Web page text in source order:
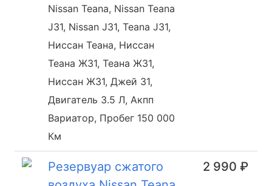
Nissan Teana, Nissan Teana
J31, Nissan J31, Teana J31,
Ниссан Теана, Ниссан
Теана Ж31, Теана Ж31,
Ниссан Ж31, Джей 31,
Двигатель 3.5 Л, Акпп
Вариатор, Пробег 150 000
Км
Резервуар сжатого
2 990 ₽